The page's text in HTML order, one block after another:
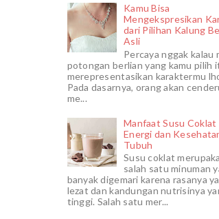
Kamu Bisa
Mengekspresikan
dari Pilihan Kalung
Asli
Percaya nggak kalau
potongan berlian yang kamu pilih
merepresentasikan karaktermu
Pada dasarnya, orang akan
me...
Manfaat Susu
Energi dan
Tubuh
Susu coklat
salah satu minuman
banyak digemari karena rasanya
lezat dan kandungan nutrisinya
tinggi. Salah satu mer...